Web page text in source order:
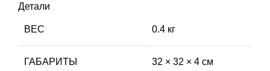
Детали
ВЕС 0.4 кг
ГАБАРИТЫ 32 × 32 × 4 см